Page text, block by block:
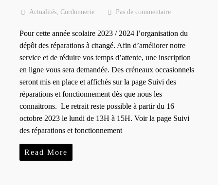
Actualités Cordonnerie Pas de commentaire
Pour cette année scolaire 2023 / 2024 l’organisation du
dépôt des réparations à changé. Afin d’améliorer notre
service et de réduire vos temps d’attente, une inscription
en ligne vous sera demandée. Des créneaux occasionnels
seront mis en place et affichés sur la page Suivi des
réparations et fonctionnement dès que nous les
connaitrons. Le retrait reste possible à partir du 16
octobre 2023 le lundi de 13H à 15H. Voir la page Suivi
des réparations et fonctionnement
Read More